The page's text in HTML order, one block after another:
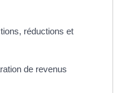
réductions et
de revenus